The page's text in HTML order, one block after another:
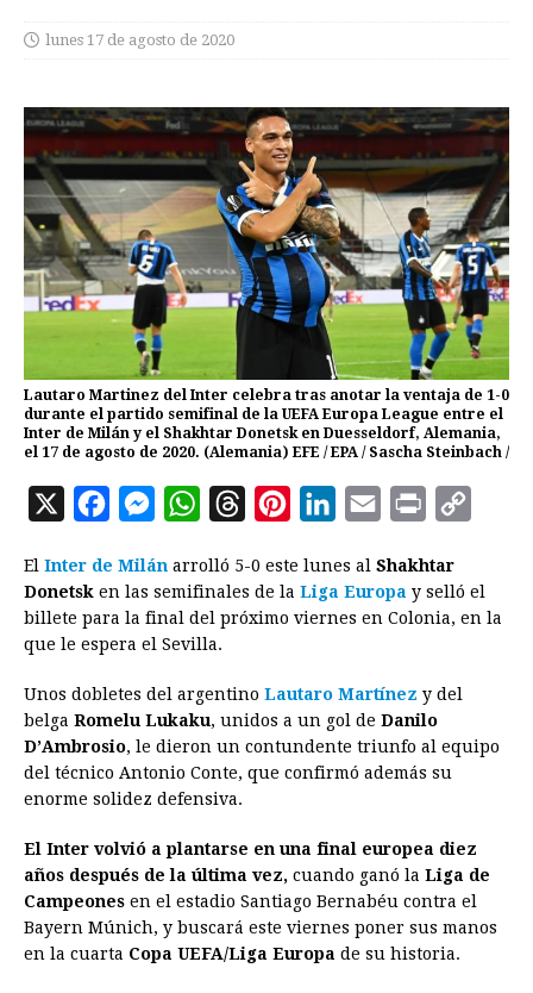
lunes 17 de agosto de 2020
Lautaro Martinez del Inter celebra tras anotar la ventaja de 1-0
durante el partido semifinal de la UEFA Europa League entre el
Inter de Milán y el Shakhtar Donetsk en Duesseldorf, Alemania,
el 17 de agosto de 2020. (Alemania) EFE / EPA / Sascha Steinbach /
X
c
e
b
o
k
M
s
s
e
n
g
e
r
W
a
t
s
p
p
r
e
s
n
t
e
s
n
k
I
n
a
i
n
y
k
El Inter de Milán arrolló 5-0 este lunes al Shakhtar
Donetsk en las semifinales de la Liga Europa y selló el
billete para la final del próximo viernes en Colonia, en la
que le espera el Sevilla.
Unos dobletes del argentino Lautaro Martínez y del
belga Romelu Lukaku, unidos a un gol de Danilo
D’Ambrosio, le dieron un contundente triunfo al equipo
del técnico Antonio Conte, que confirmó además su
enorme solidez defensiva.
El Inter volvió a plantarse en una final europea diez
años después de la última vez, cuando ganó la Liga de
Campeones en el estadio Santiago Bernabéu contra el
Bayern Múnich, y buscará este viernes poner sus manos
en la cuarta Copa UEFA/Liga Europa de su historia.